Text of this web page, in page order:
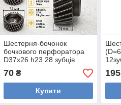
Шестерня-бочонок
бочкового перфоратора
D37x26 h23 28 зубців
ліворуч отвір зі шліцом у
формі хреста 23х23/Ø15
70₴
Купити
195